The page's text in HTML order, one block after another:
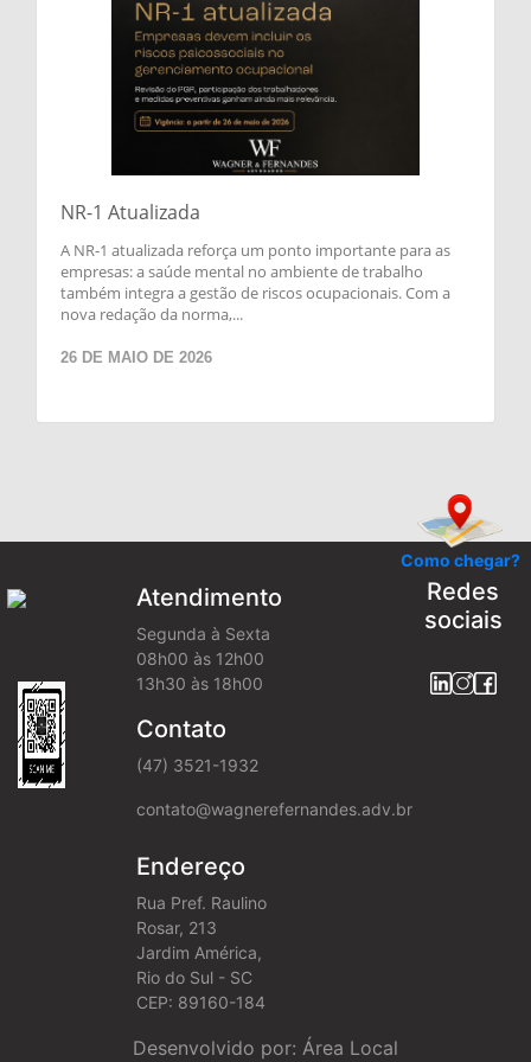
NR-1 Atualizada
A NR-1 atualizada reforça um ponto importante para as
empresas: a saúde mental no ambiente de trabalho
também integra a gestão de riscos ocupacionais. Com a
nova redação da norma,...
26 DE MAIO DE 2026
Como chegar?
Atendimento
Segunda à Sexta
08h00 às 12h00
13h30 às 18h00
Contato
(47) 3521-1932
contato@wagnerefernandes.adv.br
Endereço
Rua Pref. Raulino
Rosar, 213
Jardim América,
Rio do Sul - SC
CEP: 89160-184
Redes
sociais
Desenvolvido por: Área Local